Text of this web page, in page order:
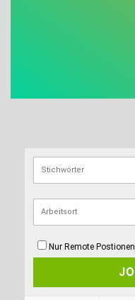
Nur Remote Postionen